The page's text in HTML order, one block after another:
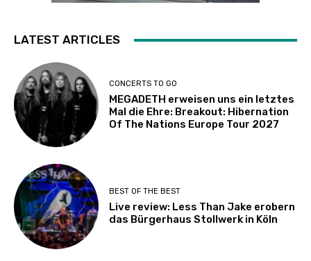
LATEST ARTICLES
CONCERTS TO GO
MEGADETH erweisen uns ein letztes
Mal die Ehre: Breakout: Hibernation
Of The Nations Europe Tour 2027
BEST OF THE BEST
Live review: Less Than Jake erobern
das Bürgerhaus Stollwerk in Köln